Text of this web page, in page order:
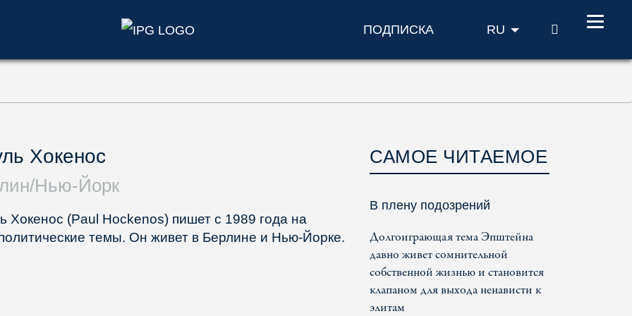
ПОДПИСКА RU ПОИСК
Хокенос
Нью-Йорк
Хокенос (Paul Hockenos) пишет с 1989 года на
темы. Он живет в Берлине и Нью-Йорке.
САМОЕ ЧИТАЕМОЕ
В плену подозрений
Долгоиграющая тема Эпштейна
давно живет сомнительной
собственной жизнью и становится
клапаном для выхода ненависти к
элитам